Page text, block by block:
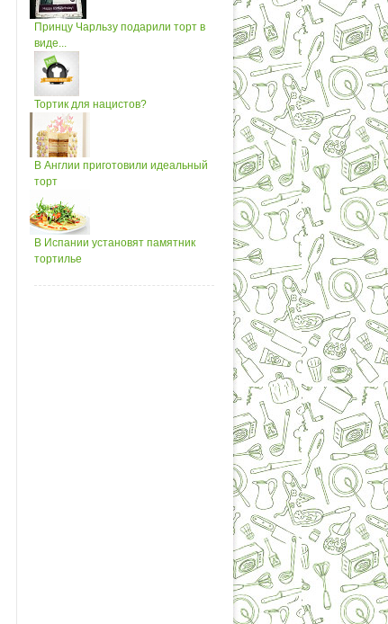
Принцу Чарльзу подарили торт в
виде...
Тортик для нацистов?
В Англии приготовили идеальный
торт
В Испании установят памятник
тортилье